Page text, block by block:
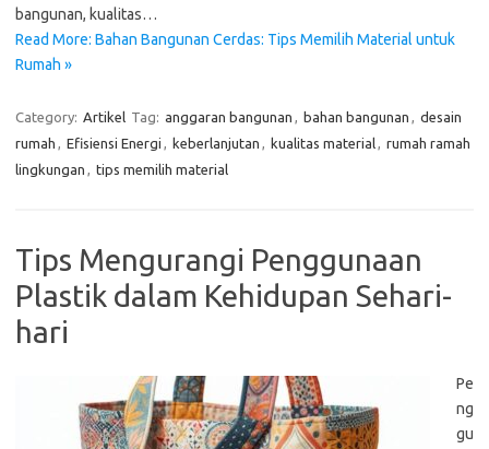
bangunan, kualitas…
Read More: Bahan Bangunan Cerdas: Tips Memilih Material untuk
Rumah »
Category: Artikel Tag: anggaran bangunan , bahan bangunan , desain
rumah , Efisiensi Energi , keberlanjutan , kualitas material, rumah ramah
lingkungan , tips memilih material
Tips Mengurangi Penggunaan
Plastik dalam Kehidupan Sehari-
hari
Pe
ng
gu